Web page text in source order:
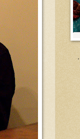
20:00 | בזום | עם Yakir Ben Moshe ,